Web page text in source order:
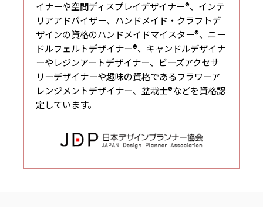
イナーや空間ディスプレイデザイナー®、インテ
リアアドバイザー、ハンドメイド・クラフトデ
ザインの資格のハンドメイドマイスター®、ニー
ドルフェルトデザイナー®、キャンドルデザイナ
ーやレジンアートデザイナー、ビーズアクセサ
リーデザイナーや趣味の資格であるフラワーア
レンジメントデザイナー、盆栽士®などを資格認
定しています。